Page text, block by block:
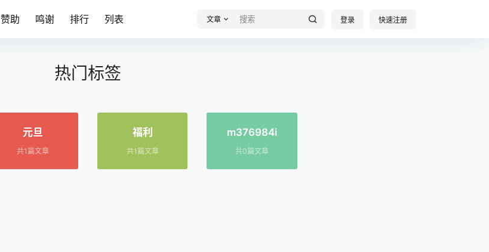
赞助 鸣谢 排行 列表 文章 登录 快速注册
热门标签
元旦
共1篇文章
福利
共1篇文章
m376984i
共0篇文章